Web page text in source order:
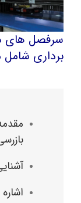
سرفصل های
برداری شامل